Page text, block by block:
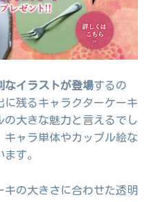
なイラストが登場するの
残るキャラクターケーキ
大きな魅力と言えるでし
キャラ単体やカップル絵な
す。
の大きさに合わせた透明